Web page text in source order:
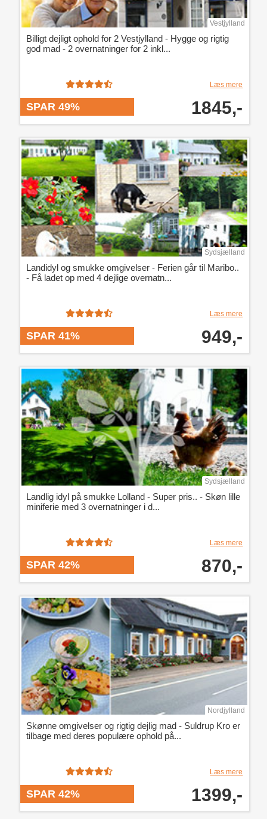
Vestjylland
Billigt dejligt ophold for 2 Vestjylland - Hygge og rigtig
god mad - 2 overnatninger for 2 inkl...
Læs mere
SPAR 49% 1845,-
Sydsjælland
Landidyl og smukke omgivelser - Ferien går til Maribo..
- Få ladet op med 4 dejlige overnatn...
Læs mere
SPAR 41% 949,-
Sydsjælland
Landlig idyl på smukke Lolland - Super pris.. - Skøn lille
miniferie med 3 overnatninger i d...
Læs mere
SPAR 42% 870,-
Nordjylland
Skønne omgivelser og rigtig dejlig mad - Suldrup Kro er
tilbage med deres populære ophold på...
Læs mere
SPAR 42% 1399,-